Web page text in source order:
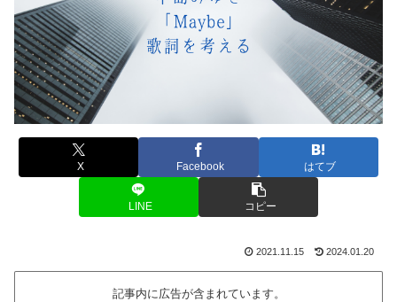
X Facebook はてブ
LINE コピー
2021.11.15 2024.01.20
記事内に広告が含まれています。